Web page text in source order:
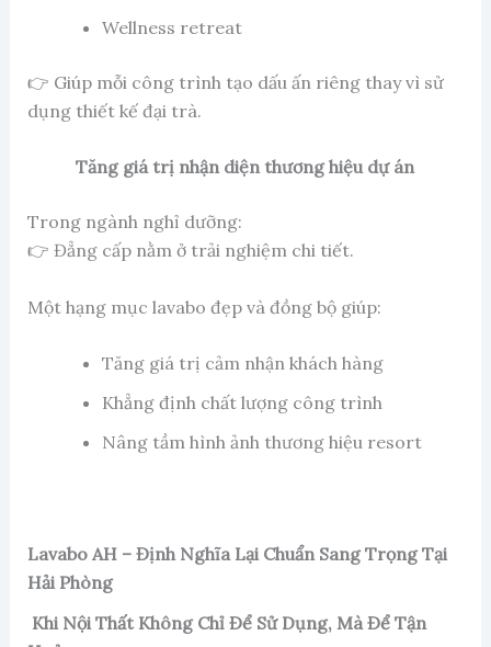
Wellness retreat
👉 Giúp mỗi công trình tạo dấu ấn riêng thay vì sử
dụng thiết kế đại trà.
Tăng giá trị nhận diện thương hiệu dự án
Trong ngành nghỉ dưỡng:
👉 Đẳng cấp nằm ở trải nghiệm chi tiết.
Một hạng mục lavabo đẹp và đồng bộ giúp:
Tăng giá trị cảm nhận khách hàng
Khẳng định chất lượng công trình
Nâng tầm hình ảnh thương hiệu resort
Lavabo AH – Định Nghĩa Lại Chuẩn Sang Trọng Tại
Hải Phòng
Khi Nội Thất Không Chỉ Để Sử Dụng, Mà Để Tận